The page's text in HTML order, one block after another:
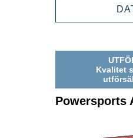
Kvalitet
Powersports